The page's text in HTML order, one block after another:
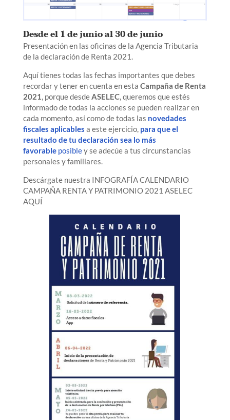
Desde el 1 de junio al 30 de junio
Presentación en las oficinas de la Agencia Tributaria
de la declaración de Renta 2021.
Aquí tienes todas las fechas importantes que debes
recordar y tener en cuenta en esta Campaña de Renta
2021 , porque desde ASELEC, queremos que estés
informado de todas la acciones se pueden realizar en
cada momento, así como de todas las novedades
fiscales aplicables a este ejercicio, para que el
resultado de tu declaración sea lo más
favorableposibley se adecúe a tus circunstancias
personales y familiares.
Descárgate nuestra INFOGRAFÍA CALENDARIO
CAMPAÑA RENTA Y PATRIMONIO 2021 ASELEC
AQUÍ